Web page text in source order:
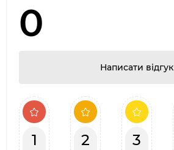
0
Написати відгук
1 2 3